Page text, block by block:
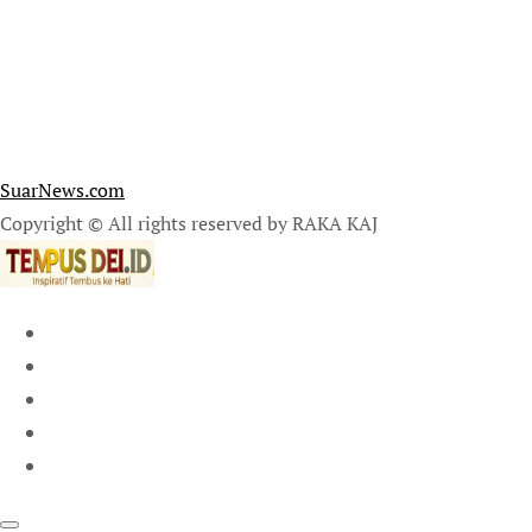
SuarNews.com
Copyright © All rights reserved by RAKA KAJ